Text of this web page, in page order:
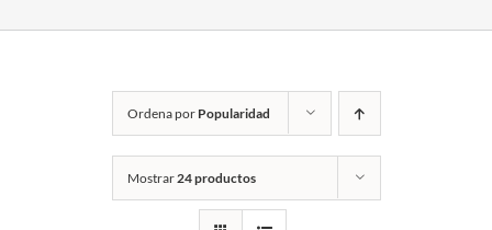
Ordena por Popularidad
Mostrar24 productos